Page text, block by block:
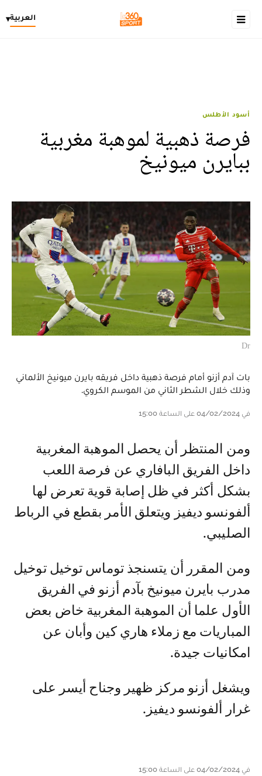
العربية▾
أسود الأطلس
فرصة ذهبية لموهبة مغربية
ببايرن ميونيخ
Dr
بات آدم أزنو أمام فرصة ذهبية داخل فريقه بايرن ميونيخ الألماني
وذلك خلال الشطر الثاني من الموسم الكروي.
في 04/02/2024 على الساعة 15:00
و من المنتظر أن يحصل الموهبة المغربية
داخل الفريق البافاري عن فرصة اللعب
بشكل أكثر في ظل إصابة قوية تعرض لها
ألفونسو ديفيز ويتعلق الأمر بقطع في الرباط
الصليبي.
ومن المقرر أن يتسنجذ توماس توخيل توخيل
مدرب بايرن ميونيخ بآدم أزنو في الفريق
الأول علما أن الموهبة المغربية خاض بعض
المباريات مع زملاء هاري كين وأبان عن
امكانيات جيدة.
ويشغل أزنو مركز ظهير وجناح أيسر على
غرار ألفونسو ديفيز.
في 04/02/2024 على الساعة 15:00